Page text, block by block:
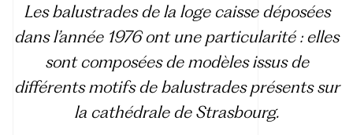
Les balustrades de la loge caisse déposées
dans l’année 1976 ont une particularité : elles
sont composées de modèles issus de
différents motifs de balustrades présents sur
la cathédrale de Strasbourg.